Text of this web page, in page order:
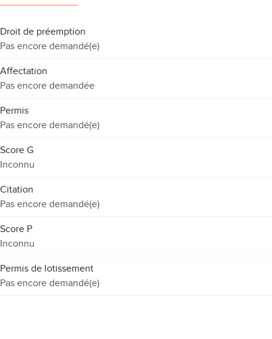
Droit de préemption
Pas encore demandé(e)
Affectation
Pas encore demandée
Permis
Pas encore demandé(e)
Score G
Inconnu
Citation
Pas encore demandé(e)
Score P
Inconnu
Permis de lotissement
Pas encore demandé(e)